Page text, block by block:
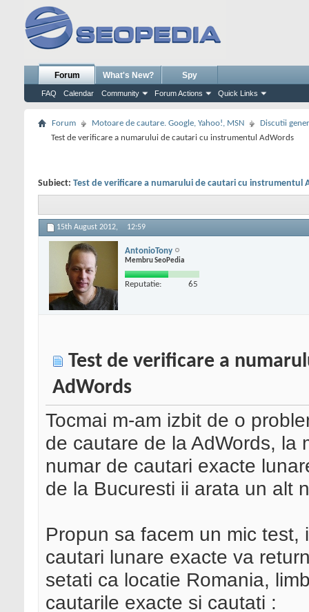
Forum
FAQ Calendar Community Forum Actions Quick Links
What's New? Spy
Forum Motoare de cautare. Google, Yahoo!, MSN
Discutii
Test de verificare a numarului de cautari cu instrumentul AdWords
Subiect: Test de verificare a numarului de cautari cu instrumentul
15th August 2012, 12:59
AntonioTony
Membru SeoPedia
Reputatie: 65
Test de verificare a
AdWords
Tocmai m-am izbit de o
de cautare de la AdWords, la
numar de cautari exacte
de la Bucuresti ii arata un alt
Propun sa facem un mic
cautari lunare exacte va
setati ca locatie Romania,
cautarile exacte si cautati :